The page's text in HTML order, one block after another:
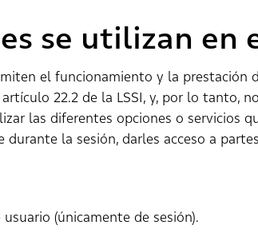
se utilizan en
el funcionamiento y la prestación
22.2 de la LSSI, y, por lo tanto,
las diferentes opciones o servicios
la sesión, darles acceso a
(únicamente de sesión).